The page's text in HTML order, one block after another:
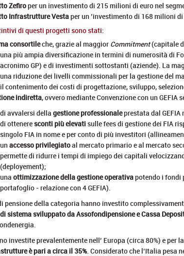
Zefiroper un investimento di 215 milioni di euro nel
Infrastrutture Vestaper un ’investimento di 168 milioni
di questi progetti sono stati:
consortileche, grazie al maggior Commitment(capitale
una più ampia diversificazione in termini di numerosità di
acronimo GP) e di investimenti sottostanti (aziende). La
una riduzione dei livelli commissionali per la gestione del
il contenimento dei costi di progettazione, sviluppo,
indiretta, ovvero mediante Convenzione con un
di avvalersi della gestione professionaleprestata dal GEFIA
di otteneresconti più elevatisulle fees di gestione dei FIA
singolo FIA in nome e per conto di più investitori
un accesso privilegiatoal mercato primario e al mercato
permette di ridurre i tempi di impiego dei capitali
(deployement);
una ottimizzazione della gestione operativapotendo i fondi
portafoglio - relazione con 4 GEFIA).
pensione della categoria hanno investito
sistema sviluppato da Assofondipensione e Cassa
investite prevalentemente nell’ Europa (circa 80%) e per
è pari a circa il 35%. Considerato che l’Italia pesa